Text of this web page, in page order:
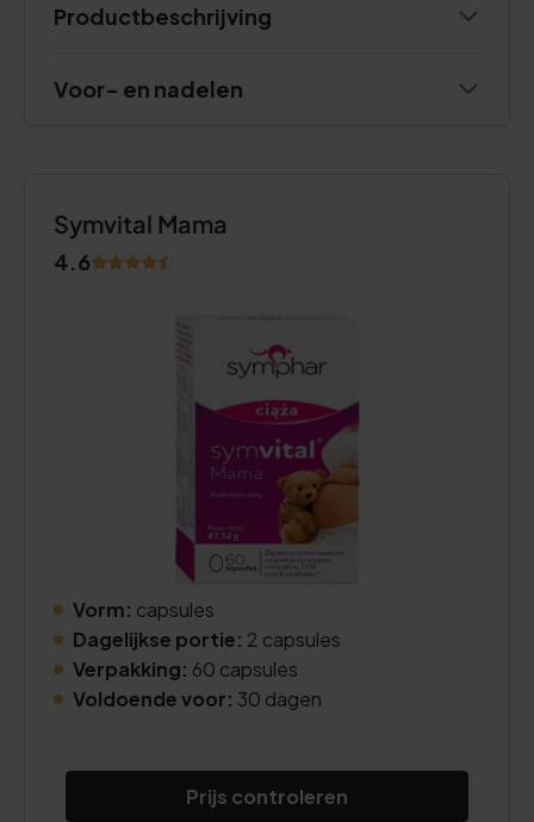
Productbeschrijving
Voor- en nadelen
Symvital Mama
4.6
Vorm: capsules
Dagelijkse portie: 2 capsules
Verpakking: 60 capsules
Voldoende voor: 30 dagen
Prijs controleren